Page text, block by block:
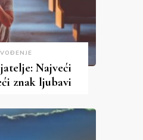
Najveći
znak ljubavi